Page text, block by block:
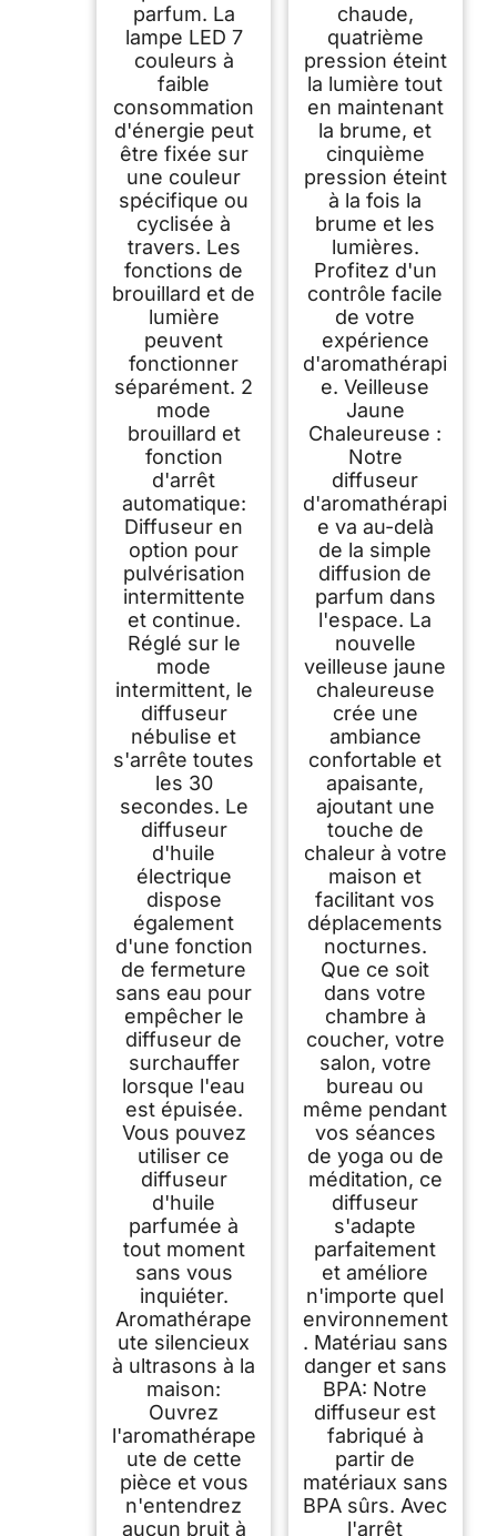
parfum. La
lampe LED 7
couleurs à
faible
consommation
d'énergie peut
être fixée sur
une couleur
spécifique ou
cyclisée à
travers. Les
fonctions de
brouillard et de
lumière
peuvent
fonctionner
séparément. 2
mode
brouillard et
fonction
d'arrêt
automatique:
Diffuseur en
option pour
pulvérisation
intermittente
et continue.
Réglé sur le
mode
intermittent, le
diffuseur
nébulise et
s'arrête toutes
les 30
secondes. Le
diffuseur
d'huile
électrique
dispose
également
d'une fonction
de fermeture
sans eau pour
empêcher le
diffuseur de
surchauffer
lorsque l'eau
est épuisée.
Vous pouvez
utiliser ce
diffuseur
d'huile
parfumée à
tout moment
sans vous
inquiéter.
Aromathérape
ute silencieux
à ultrasons à la
maison:
Ouvrez
l'aromathérape
ute de cette
pièce et vous
n'entendrez
aucun bruit à
chaude,
quatrième
pression éteint
la lumière tout
en maintenant
la brume, et
cinquième
pression éteint
à la fois la
brume et les
lumières.
Profitez d'un
contrôle facile
de votre
expérience
d'aromathérapi
e. Veilleuse
Jaune
Chaleureuse :
Notre
diffuseur
d'aromathérapi
e va au-delà
de la simple
diffusion de
parfum dans
l'espace. La
nouvelle
veilleuse jaune
chaleureuse
crée une
ambiance
confortable et
apaisante,
ajoutant une
touche de
chaleur à votre
maison et
facilitant vos
déplacements
nocturnes.
Que ce soit
dans votre
chambre à
coucher, votre
salon, votre
bureau ou
même pendant
vos séances
de yoga ou de
méditation, ce
diffuseur
s'adapte
parfaitement
et améliore
n'importe quel
environnement
. Matériau sans
danger et sans
BPA: Notre
diffuseur est
fabriqué à
partir de
matériaux sans
BPA sûrs. Avec
l'arrêt